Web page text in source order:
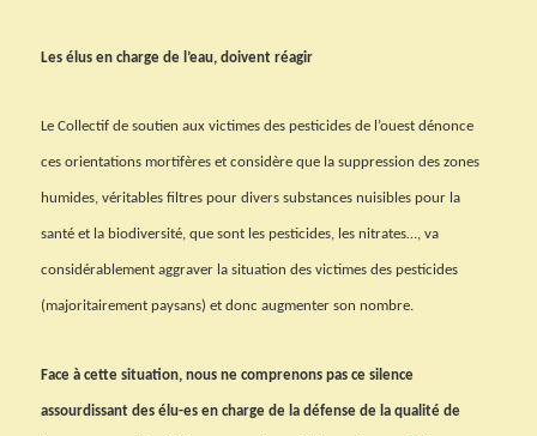
Les élus en charge de l’eau, doivent réagir
Le Collectif de soutien aux victimes des pesticides de l’ouest dénonce
ces orientations mortifères et considère que la suppression des zones
humides, véritables filtres pour divers substances nuisibles pour la
santé et la biodiversité, que sont les pesticides, les nitrates…, va
considérablement aggraver la situation des victimes des pesticides
(majoritairement paysans) et donc augmenter son nombre.
Face à cette situation, nous ne comprenons pas ce silence
assourdissant des élu-es en charge de la défense de la qualité de